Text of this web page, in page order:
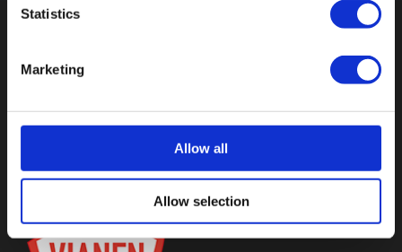
Statistics
Marketing
Allow all
Allow selection